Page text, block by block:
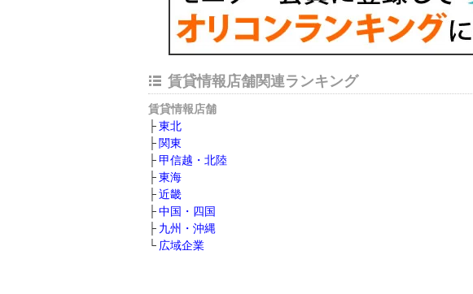
賃貸情報店舗関連ランキング
賃貸情報店舗
東北
関東
甲信越・北陸
東海
近畿
中国・四国
九州・沖縄
広域企業